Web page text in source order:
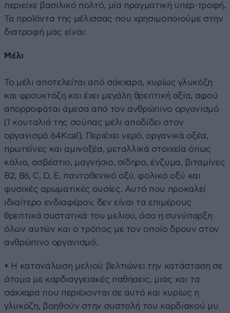
περιείχε βασιλικό πολτό, μία πραγματική υπερ-τροφή.
Τα προϊόντα της μέλισσας που χρησιμοποιούμε στην
διατροφή μας είναι:
Μέλι
Το μέλι αποτελείται από σάκχαρα, κυρίως γλυκόζη
και φρουκτόζη και έχει μεγάλη θρεπτική αξία, αφού
απορροφάται άμεσα από τον ανθρώπινο οργανισμό
(1 κουταλιά της σούπας μέλι αποδίδει στον
οργανισμό 64Κcal). Περιέχει νερό, οργανικά οξέα,
πρωτεΐνες και αμινοξέα, μεταλλικά στοιχεία όπως
κάλιο, ασβέστιο, μαγνήσιο, σίδηρο, ένζυμα, βιταμίνες
Β2, Β6, C, D, E, παντοθενικό οξύ, φολικό οξύ και
φυσικές αρωματικές ουσίες. Αυτό που προκαλεί
ιδιαίτερο ενδιαφέρον, δεν είναι τα επιμέρους
θρεπτικά συστατικά του μελιού, όσο η συνύπαρξη
όλων αυτών και ο τρόπος με τον οποίο δρουν στον
ανθρώπινο οργανισμό.
• Η κατανάλωση μελιού βελτιώνει την κατάσταση σε
άτομα με καρδιαγγειακές παθήσεις, μιας και τα
σάκχαρα που περιέχονται σε αυτό και κυρίως η
γλυκόζη, βοηθούν στην συστολή του καρδιακού μυ